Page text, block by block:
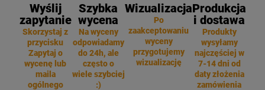
Wyślij
zapytanie
Skorzystaj z
przycisku
Zapytaj o
wycenę lub
maila
ogólnego
Szybka
wycena
Na wyceny
odpowiadamy
do 24h, ale
często o
wiele szybciej
:)
Wizualizacja
Po
zaakceptowaniu
wyceny
przygotujemy
wizualizację
Produkcja
i dostawa
Produkty
wysyłamy
najczęściej w
7-14 dni od
daty złożenia
zamówienia